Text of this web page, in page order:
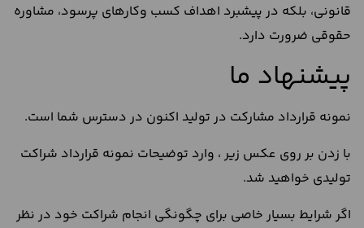
قانونی، بلکه در پیشبرد اهداف کسب وکارهای پرسود، مشاوره
حقوقی ضرورت دارد.
پیشنهاد ما
نمونه قرارداد مشارکت در تولید اکنون در دسترس شما است.
با زدن بر روی عکس زیر ، وارد توضیحات نمونه قرارداد شراکت
تولیدی خواهید شد.
اگر شرایط بسیار خاصی برای چگونگی انجام شراکت خود در نظر